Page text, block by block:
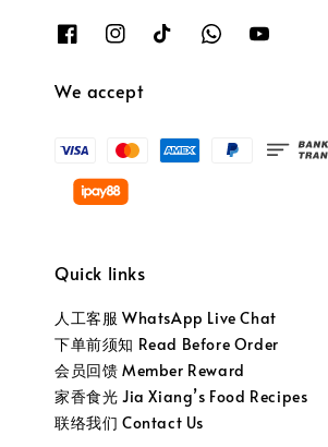
We accept
Quick links
人工客服 WhatsApp Live Chat
下单前须知 Read Before Order
会员回馈 Member Reward
家香食光 Jia Xiang’s Food Recipes
联络我们 Contact Us